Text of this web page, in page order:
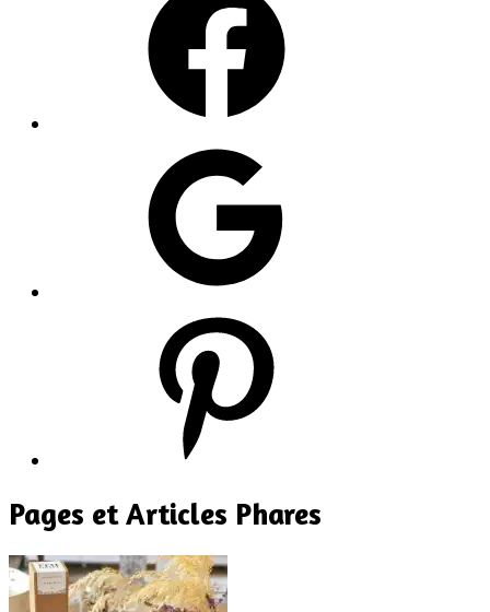
Pages et Articles Phares